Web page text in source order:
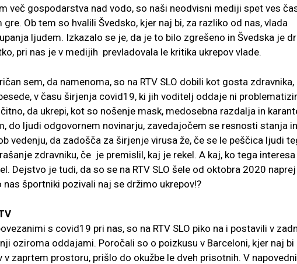
več gospodarstva nad vodo, so naši neodvisni mediji spet ves
gre. Ob tem so hvalili Švedsko, kjer naj bi, za razliko od nas, vlada
ljudem. Izkazalo se je, da je to bilo zgrešeno in Švedska je
pri nas je v medijih prevladovala le kritika ukrepov vlade.
sem, da namenoma, so na RTV SLO dobili kot gosta zdravnika,
v času širjenja covid19, ki jih voditelj oddaje ni
da ukrepi, kot so nošenje mask, medosebna razdalja in
do ljudi odgovornem novinarju, zavedajočem se resnosti stanja in
vedenju, da zadošča za širjenje virusa že, če se le peščica ljudi
zdravniku, če je premislil, kaj je rekel. A kaj, ko tega interesa
Dejstvo je tudi, da so se na RTV SLO šele od oktobra 2020 naprej
športniki pozivali naj se držimo ukrepov!?
s covid19 pri nas, so na RTV SLO piko na i postavili v
oziroma oddajami. Poročali so o poizkusu v Barceloni, kjer naj bi
zaprtem prostoru, prišlo do okužbe le dveh prisotnih. V